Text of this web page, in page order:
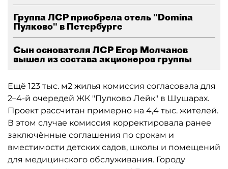
Группа ЛСР приобрела отель "Domina
Пулково" в Петербурге
Сын основателя ЛСР Егор Молчанов
вышел из состава акционеров группы
Ещё 123 тыс. м2 жилья комиссия согласовала для
2–4-й очередей ЖК "Пулково Лейк" в Шушарах.
Проект рассчитан примерно на 4,4 тыс. жителей.
В этом случае комиссия корректировала ранее
заключённые соглашения по срокам и
вместимости детских садов, школы и помещений
для медицинского обслуживания. Городу